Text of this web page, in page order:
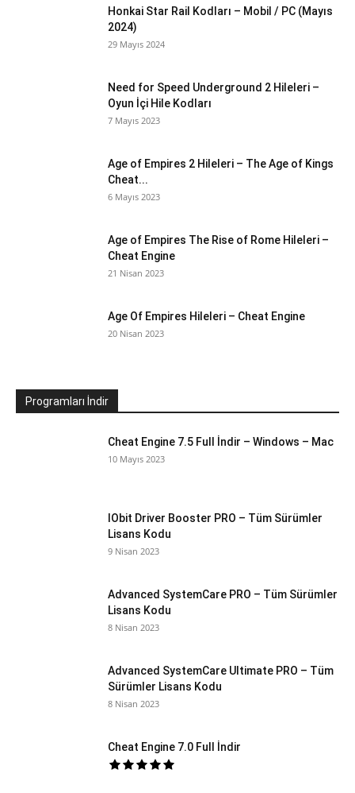
Honkai Star Rail Kodları – Mobil / PC (Mayıs
2024)
29 Mayıs 2024
Need for Speed Underground 2 Hileleri –
Oyun İçi Hile Kodları
7 Mayıs 2023
Age of Empires 2 Hileleri – The Age of Kings
Cheat...
6 Mayıs 2023
Age of Empires The Rise of Rome Hileleri –
Cheat Engine
21 Nisan 2023
Age Of Empires Hileleri – Cheat Engine
20 Nisan 2023
Programları İndir
Cheat Engine 7.5 Full İndir – Windows – Mac
10 Mayıs 2023
IObit Driver Booster PRO – Tüm Sürümler
Lisans Kodu
9 Nisan 2023
Advanced SystemCare PRO – Tüm Sürümler
Lisans Kodu
8 Nisan 2023
Advanced SystemCare Ultimate PRO – Tüm
Sürümler Lisans Kodu
8 Nisan 2023
Cheat Engine 7.0 Full İndir